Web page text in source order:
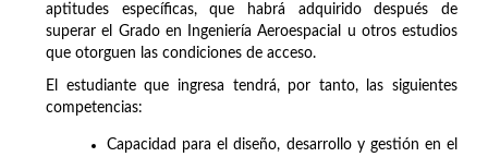
aptitudes específicas, que habrá adquirido después de
superar el Grado en Ingeniería Aeroespacial u otros estudios
que otorguen las condiciones de acceso.
El estudiante que ingresa tendrá, por tanto, las siguientes
competencias:
Capacidad para el diseño, desarrollo y gestión en el